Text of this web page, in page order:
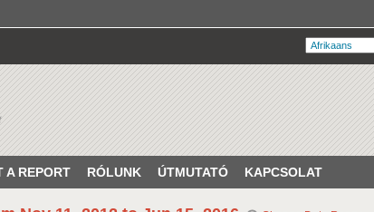
A REPORT RÓLUNK ÚTMUTATÓ KAPCSOLAT